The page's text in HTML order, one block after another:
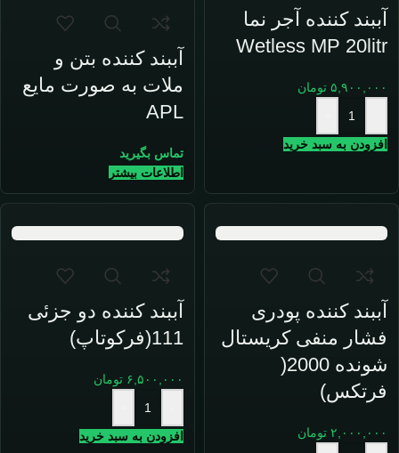
آببند کننده آجر نما
Wetless MP 20litr
۵,۹۰۰,۰۰۰ تومان
افزودن به سبد خرید
آببند کننده بتن و
ملات به صورت مایع
APL
تماس بگیرید
اطلاعات بیشتر
آببند کننده پودری
فشار منفی کریستال
شونده 2000(
فرتکس)
۲,۰۰۰,۰۰۰ تومان
آببند کننده دو جزئی
111(فرکوتاپ)
۶,۵۰۰,۰۰۰ تومان
افزودن به سبد خرید